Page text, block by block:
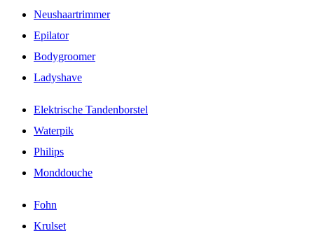
Neushaartrimmer
Epilator
Bodygroomer
Ladyshave
Elektrische Tandenborstel
Waterpik
Philips
Monddouche
Fohn
Krulset